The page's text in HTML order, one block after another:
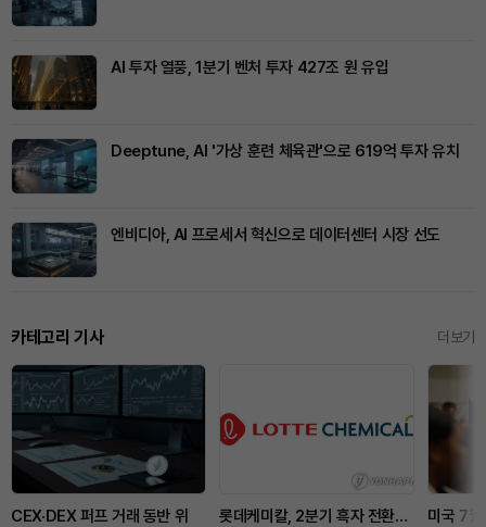
AI 투자 열풍, 1분기 벤처 투자 427조 원 유입
Deeptune, AI '가상 훈련 체육관'으로 619억 투자 유치
엔비디아, AI 프로세서 혁신으로 데이터센터 시장 선도
카테고리 기사 더보기
CEX·DEX 퍼프 거래 동반 위
롯데케미칼, 2분기 흑자 전환…
미국 7월